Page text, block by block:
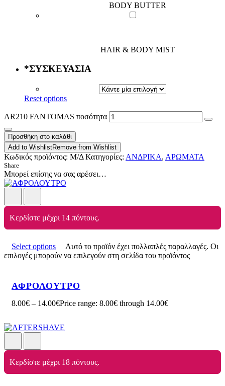
BODY BUTTER
HAIR & BODY MIST
*ΣΥΣΚΕΥΑΣΙΑ
Reset options
AR210 FANTOMAS ποσότητα
Προσθήκη στο καλάθι
Add to WishlistRemove from Wishlist
Κωδικός προϊόντος: Μ/Δ Κατηγορίες: ΑΝΔΡΙΚΑ, ΑΡΩΜΑΤΑ
Share
Μπορεί επίσης να σας αρέσει…
Κερδίστε μέχρι 14 πόντους.
Select options
Αυτό το προϊόν έχει πολλαπλές παραλλαγές. Οι
επιλογές μπορούν να επιλεγούν στη σελίδα του προϊόντος
ΑΦΡΟΛΟΥΤΡΟ
8.00€ – 14.00€Price range: 8.00€ through 14.00€
Κερδίστε μέχρι 18 πόντους.